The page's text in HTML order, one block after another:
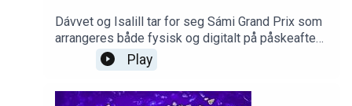
Dávvet og Isalill tar for seg Sámi Grand Prix som
arrangeres både fysisk og digitalt på påskeaften i
år. De velger seg ut forhåndsfavoritter i
musikkkonkurransen, og har til og med en av
Play